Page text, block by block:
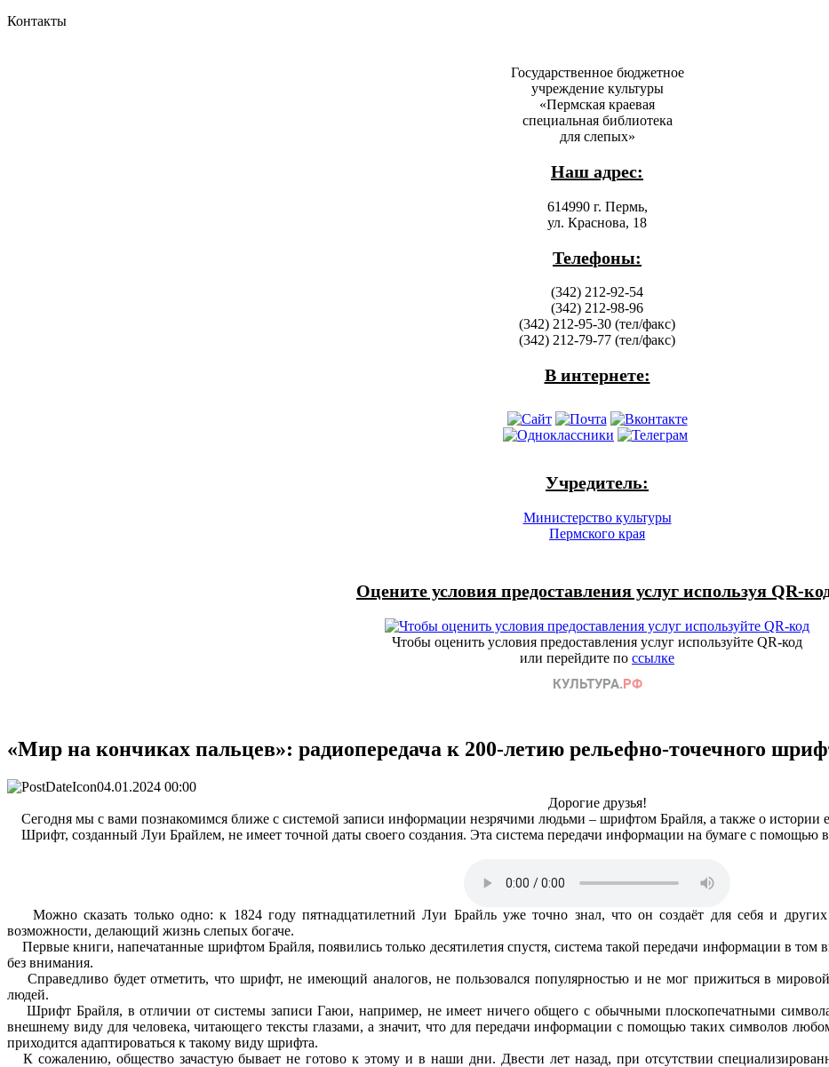
Контакты
Государственное бюджетное
учреждение культуры
«Пермская краевая
специальная библиотека
для слепых»
Наш адрес:
614990 г. Пермь,
ул. Краснова, 18
Телефоны:
(342) 212-92-54
(342) 212-98-96
(342) 212-95-30 (тел/факс)
(342) 212-79-77 (тел/факс)
В интернете:
Учредитель:
Министерство культуры
Пермского края
Оцените условия предоставления услуг используя QR-
Чтобы оценить условия предоставления услуг используйте QR-код
или перейдите по ссылке
«Мир на кончиках пальцев»: радиопередача к 200-летию рельефно-точечного
04.01.2024 00:00
Дорогие друзья!
Сегодня мы с вами познакомимся ближе с системой записи информации незрячими людьми – шрифтом Брайля, а также о истории
Шрифт, созданный Луи Брайлем, не имеет точной даты своего создания. Эта система передачи информации на бумаге с помощью
Можно сказать только одно: к 1824 году пятнадцатилетний Луи Брайль уже точно знал, что он создаёт для себя и
возможности, делающий жизнь слепых богаче.
Первые книги, напечатанные шрифтом Брайля, появились только десятилетия спустя, система такой передачи информации в том
без внимания.
Справедливо будет отметить, что шрифт, не имеющий аналогов, не пользовался популярностью и не мог прижиться в
людей.
Шрифт Брайля, в отличии от системы записи Гаюи, например, не имеет ничего общего с обычными плоскопечатными
внешнему виду для человека, читающего тексты глазами, а значит, что для передачи информации с помощью таких символов
приходится адаптироваться к такому виду шрифта.
К сожалению, общество зачастую бывает не готово к этому и в наши дни. Двести лет назад, при отсутствии